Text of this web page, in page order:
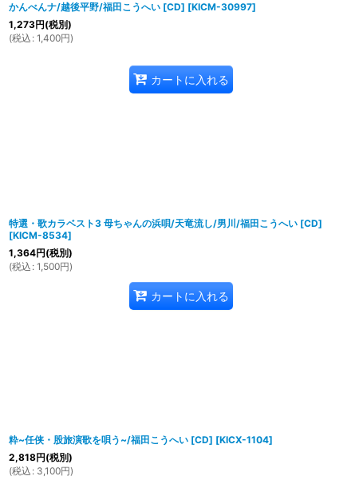
かんべんナ/越後平野/福田こうへい [CD] [KICM-30997]
1,273円(税別)
(税込 : 1,400円)
カートに入れる
特選・歌カラベスト3 母ちゃんの浜唄/天竜流し/男川/福田こうへい [CD]
[KICM-8534]
1,364円(税別)
(税込 : 1,500円)
カートに入れる
粋~任侠・股旅演歌を唄う~/福田こうへい [CD] [KICX-1104]
2,818円(税別)
(税込 : 3,100円)